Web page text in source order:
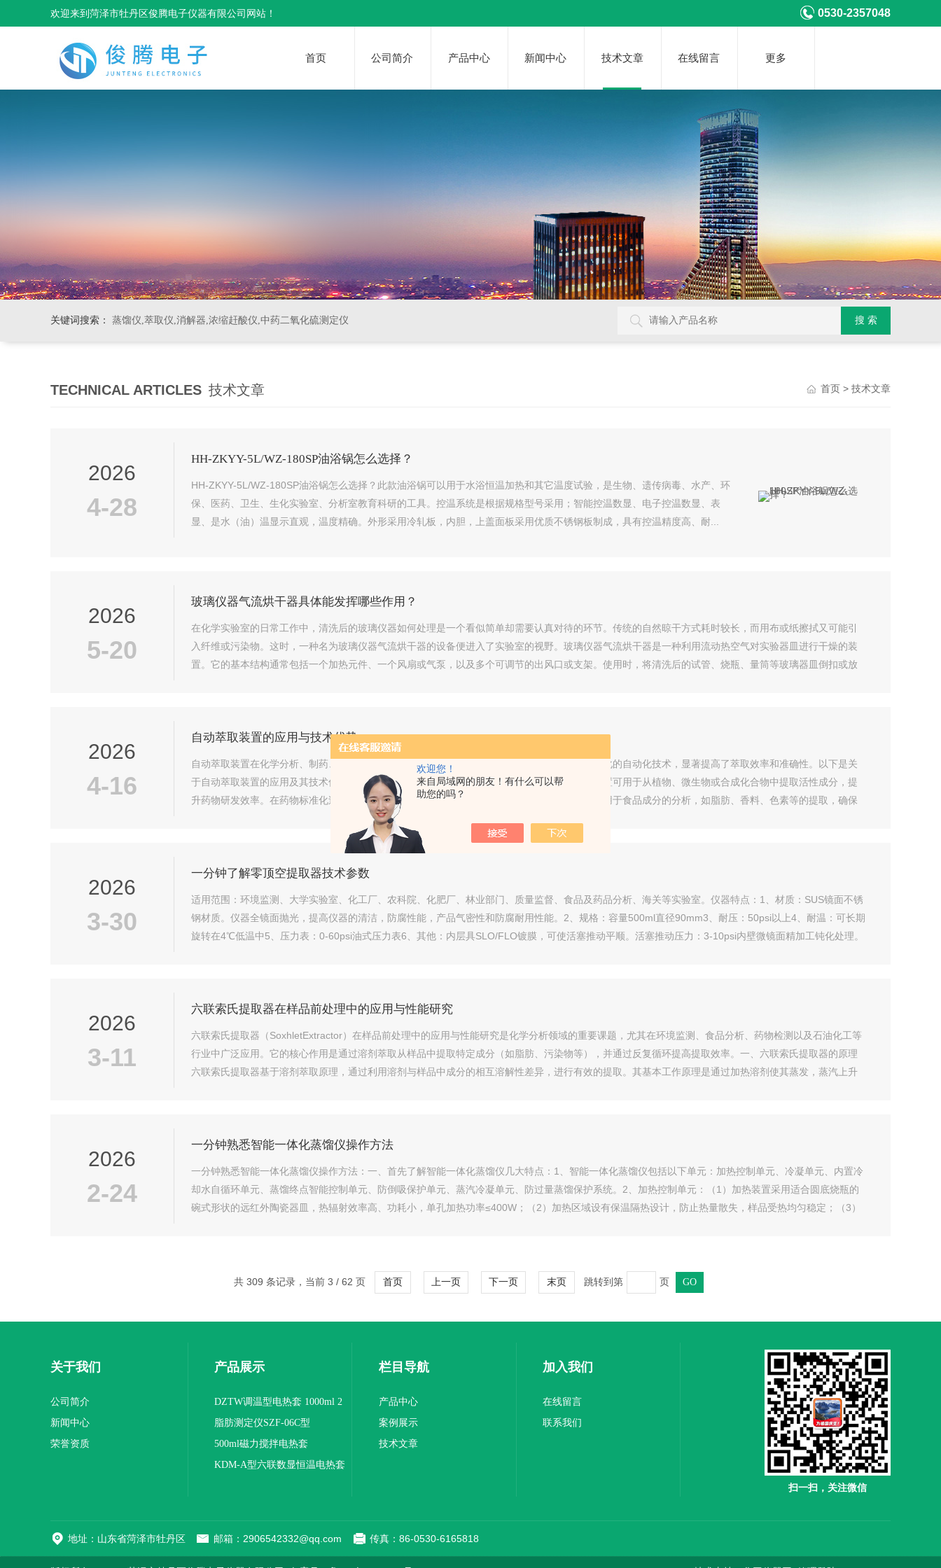
欢迎您！
来自局域网的朋友！有什么可以帮
助您的吗？
欢迎来到菏泽市牡丹区俊腾电子仪器有限公司网站！ 0530-2357048
首页 公司简介 产品中心 新闻中心 技术文章 在线留言 更多
关键词搜索： 蒸馏仪,萃取仪,消解器,浓缩赶酸仪,中药二氧化硫测定仪
TECHNICAL ARTICLES 技术文章 首页 > 技术文章
2026
4-28
HH-ZKYY-5L/WZ-180SP油浴锅怎么选择？
HH-ZKYY-5L/WZ-180SP油浴锅怎么选择？此款油浴锅可以用于水浴恒温加热和其它温度试验，是生物、遗传病毒、水产、环
保、医药、卫生、生化实验室、分析室教育科研的工具。控温系统是根据规格型号采用；智能控温数显、电子控温数显、表
显、是水（油）温显示直观，温度精确。外形采用冷轧板，内胆，上盖面板采用优质不锈钢板制成，具有控温精度高、耐...
2026
5-20
玻璃仪器气流烘干器具体能发挥哪些作用？
在化学实验室的日常工作中，清洗后的玻璃仪器如何处理是一个看似简单却需要认真对待的环节。传统的自然晾干方式耗时较长，而用布或纸擦拭又可能引
入纤维或污染物。这时，一种名为玻璃仪器气流烘干器的设备便进入了实验室的视野。玻璃仪器气流烘干器是一种利用流动热空气对实验器皿进行干燥的装
置。它的基本结构通常包括一个加热元件、一个风扇或气泵，以及多个可调节的出风口或支架。使用时，将清洗后的试管、烧瓶、量筒等玻璃器皿倒扣或放
2026
4-16
自动萃取装置的应用与技术优势
自动萃取装置在化学分析、制药、食品检测、环境监测等领域得到广泛应用。这种装置利用现代化的自动化技术，显著提高了萃取效率和准确性。以下是关
于自动萃取装置的应用及其技术优势的详细分析。一、自动萃取装置的应用制药行业自动萃取装置可用于从植物、微生物或合成化合物中提取活性成分，提
升药物研发效率。在药物标准化过程中，通过精确控制参数确保提取的成分质量一致。食品工业用于食品成分的分析，如脂肪、香料、色素等的提取，确保
产品质量和安全性。通过自动化设备提高萃取速率，减少人力成本，提高实验室的...
2026
3-30
一分钟了解零顶空提取器技术参数
适用范围：环境监测、大学实验室、化工厂、农科院、化肥厂、林业部门、质量监督、食品及药品分析、海关等实验室。仪器特点：1、材质：SUS镜面不锈
钢材质。仪器全镜面抛光，提高仪器的清洁，防腐性能，产品气密性和防腐耐用性能。2、规格：容量500ml直径90mm3、耐压：50psi以上4、耐温：可长期
旋转在4℃低温中5、压力表：0-60psi油式压力表6、其他：内层具SLO/FLO镀膜，可使活塞推动平顺。活塞推动压力：3-10psi内壁微镜面精加工钝化处理。
2026
3-11
六联索氏提取器在样品前处理中的应用与性能研究
六联索氏提取器（SoxhletExtractor）在样品前处理中的应用与性能研究是化学分析领域的重要课题，尤其在环境监测、食品分析、药物检测以及石油化工等
行业中广泛应用。它的核心作用是通过溶剂萃取从样品中提取特定成分（如脂肪、污染物等），并通过反复循环提高提取效率。一、六联索氏提取器的原理
六联索氏提取器基于溶剂萃取原理，通过利用溶剂与样品中成分的相互溶解性差异，进行有效的提取。其基本工作原理是通过加热溶剂使其蒸发，蒸汽上升
2026
2-24
一分钟熟悉智能一体化蒸馏仪操作方法
一分钟熟悉智能一体化蒸馏仪操作方法：一、首先了解智能一体化蒸馏仪几大特点：1、智能一体化蒸馏仪包括以下单元：加热控制单元、冷凝单元、内置冷
却水自循环单元、蒸馏终点智能控制单元、防倒吸保护单元、蒸汽冷凝单元、防过量蒸馏保护系统。2、加热控制单元：（1）加热装置采用适合圆底烧瓶的
碗式形状的远红外陶瓷器皿，热辐射效率高、功耗小，单孔加热功率≤400W；（2）加热区域设有保温隔热设计，防止热量散失，样品受热均匀稳定；（3）
共 309 条记录，当前 3 / 62 页 首页 上一页 下一页 末页 跳转到第 页
关于我们
公司简介
新闻中心
荣誉资质
产品展示
DZTW调温型电热套 1000ml 2
联
脂肪测定仪SZF-06C型
500ml磁力搅拌电热套
KDM-A型六联数显恒温电热套
栏目导航
产品中心
案例展示
技术文章
加入我们
在线留言
联系我们
扫一扫，关注微信
地址：山东省菏泽市牡丹区 邮箱：2906542332@qq.com 传真：86-0530-6165818